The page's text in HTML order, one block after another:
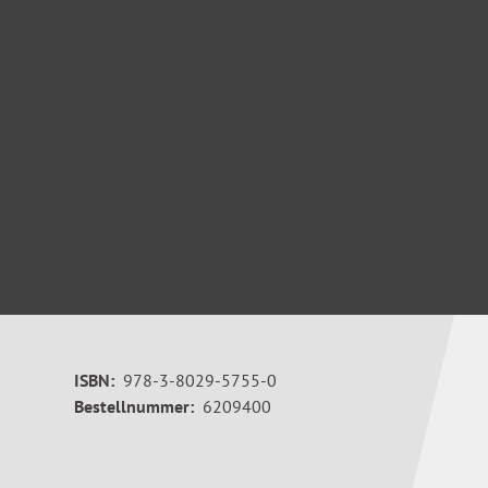
ISBN: 978-3-8029-5755-0
Bestellnummer: 6209400